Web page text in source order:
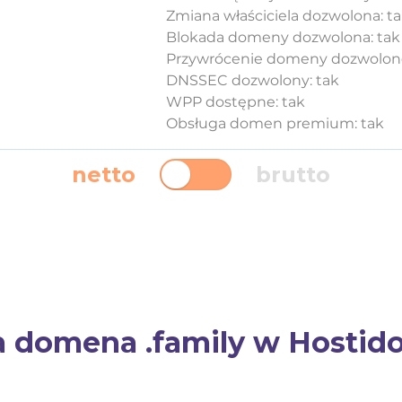
Zmiana właściciela dozwolona:
Blokada domeny dozwolona: tak
Przywrócenie domeny
DNSSEC dozwolony: tak
WPP dostępne: tak
Obsługa domen premium: tak
netto brutto
domena .family w